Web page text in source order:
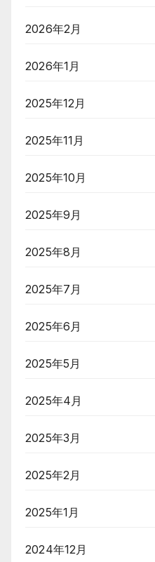
2026年2月
2026年1月
2025年12月
2025年11月
2025年10月
2025年9月
2025年8月
2025年7月
2025年6月
2025年5月
2025年4月
2025年3月
2025年2月
2025年1月
2024年12月